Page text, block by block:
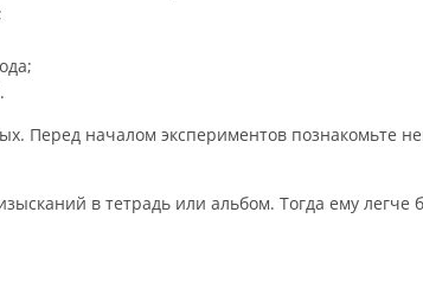
Перед началом экспериментов познакомьте
в тетрадь или альбом. Тогда ему легче